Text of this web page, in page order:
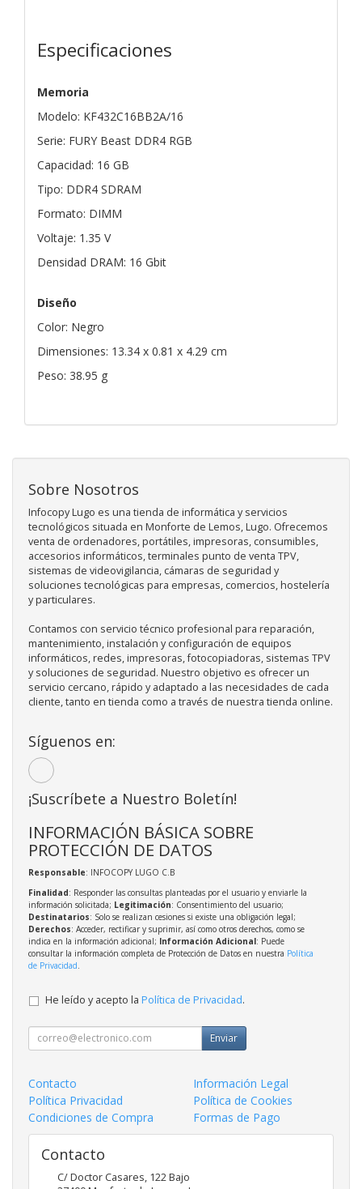
Especificaciones
Memoria
Modelo: KF432C16BB2A/16
Serie: FURY Beast DDR4 RGB
Capacidad: 16 GB
Tipo: DDR4 SDRAM
Formato: DIMM
Voltaje: 1.35 V
Densidad DRAM: 16 Gbit
Diseño
Color: Negro
Dimensiones: 13.34 x 0.81 x 4.29 cm
Peso: 38.95 g
Sobre Nosotros
Infocopy Lugo es una tienda de informática y servicios
tecnológicos situada en Monforte de Lemos, Lugo. Ofrecemos
venta de ordenadores, portátiles, impresoras, consumibles,
accesorios informáticos, terminales punto de venta TPV,
sistemas de videovigilancia, cámaras de seguridad y
soluciones tecnológicas para empresas, comercios, hostelería
y particulares.
Contamos con servicio técnico profesional para reparación,
mantenimiento, instalación y configuración de equipos
informáticos, redes, impresoras, fotocopiadoras, sistemas TPV
y soluciones de seguridad. Nuestro objetivo es ofrecer un
servicio cercano, rápido y adaptado a las necesidades de cada
cliente, tanto en tienda como a través de nuestra tienda online.
Síguenos en:
¡Suscríbete a Nuestro Boletín!
INFORMACIÓN BÁSICA SOBRE
PROTECCIÓN DE DATOS
Responsable: INFOCOPY LUGO C.B
Finalidad: Responder las consultas planteadas por el usuario y enviarle la
información solicitada; Legitimación: Consentimiento del usuario;
Destinatarios: Solo se realizan cesiones si existe una obligación legal;
Derechos: Acceder, rectificar y suprimir, así como otros derechos, como se
indica en la información adicional; Información Adicional: Puede
consultar la información completa de Protección de Datos en nuestra Política
de Privacidad
He leído y acepto la Política de Privacidad.
Enviar
Contacto
Información Legal
Política Privacidad
Política de Cookies
Condiciones de Compra
Formas de Pago
Contacto
C/ Doctor Casares, 122 Bajo